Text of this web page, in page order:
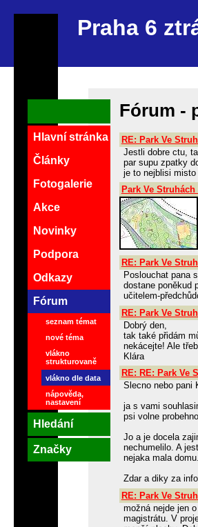
Praha 6
Fórum -
RE: Park Ve
Jestli dobre ctu,
par supu zpatky
je to nejblisi
Park Ve
RE: Park Ve
Poslouchat pana
dostane poněkud
učitelem-
RE: Park Ve
Dobrý den,
tak také přidám
nekácejte! Ale
Klára
RE: RE: Park Ve
Slecno nebo pani
ja s vami
psi volne
Jo a je docela
nechumelilo. A
nejaka mala
Zdar a diky za
RE: Park Ve
možná nejde jen
magistrátu. V
Hlavní stránka
Články
Fotogalerie
Akce
Novinky
Podpora
Odkazy
Fórum
seznam témat
nové téma
vlákno
strukturovaně
vlákno dle data
nápověda,
nastavení
Hledání
Značky